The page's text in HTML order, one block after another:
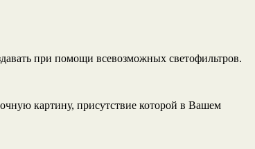
при помощи всевозможных светофильтров.
картину, присутствие которой в Вашем